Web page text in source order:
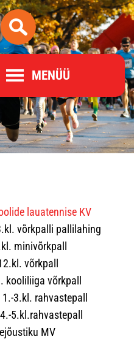
MENÜÜ
lauatennise KV
võrkpalli pallilahing
minivõrkpall
võrkpall
võrkpall
3.kl. rahvastepall
5.kl.rahvastepall
MV